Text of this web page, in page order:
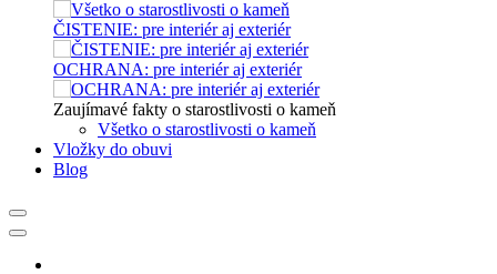
ČISTENIE: pre interiér aj exteriér
OCHRANA: pre interiér aj exteriér
Zaujímavé fakty o starostlivosti o kameň
Všetko o starostlivosti o kameň
Vložky do obuvi
Blog